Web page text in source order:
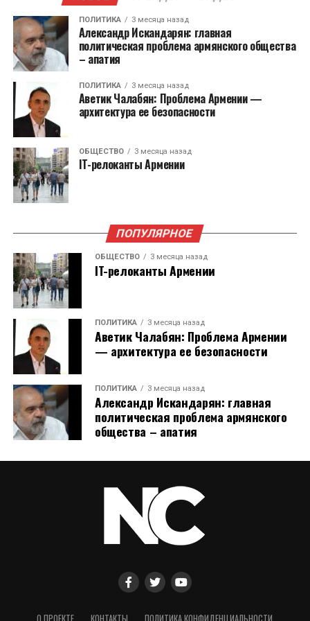
госслужащим по утверждённым квотам.
переданы государственному аудиту.
Также принято решение упразднить институт
бизнесомбудсмена. Он перестанет
существовать с 1 января 2026 года. Функции на
себя возьмет Министерство экономики.
Антикоррупционное бюро были учреждены
для выполнения рекомендаций Европейского
Союза в 2023 году.
ПОЛИТИКА 3 месяца назад
Александр Искандарян: главная
политическая проблема армянского общества
– апатия
ПОЛИТИКА 3 месяца назад
Аветик Чалабян: Проблема Армении —
архитектура ее безопасности
ОБЩЕСТВО 3 месяца назад
IT-релоканты Армении
ПОПУЛЯРНОЕ
ОБЩЕСТВО 3 месяца назад
IT-релоканты Армении
ПОЛИТИКА 3 месяца назад
Аветик Чалабян: Проблема Армении
— архитектура ее безопасности
ПОЛИТИКА 3 месяца назад
Александр Искандарян: главная
политическая проблема армянского
общества – апатия
О ПРОЕКТЕ КОНТАКТЫ ПОЛИТИКА КОНФИДЕНЦИАЛЬНОСТИ